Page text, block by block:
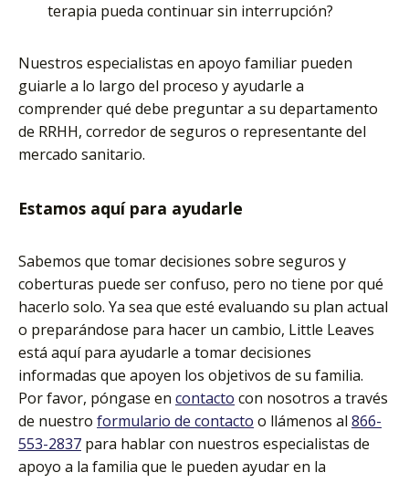
terapia pueda continuar sin interrupción?
Nuestros especialistas en apoyo familiar pueden
guiarle a lo largo del proceso y ayudarle a
comprender qué debe preguntar a su departamento
de RRHH, corredor de seguros o representante del
mercado sanitario.
Estamos aquí para ayudarle
Sabemos que tomar decisiones sobre seguros y
coberturas puede ser confuso, pero no tiene por qué
hacerlo solo. Ya sea que esté evaluando su plan actual
o preparándose para hacer un cambio, Little Leaves
está aquí para ayudarle a tomar decisiones
informadas que apoyen los objetivos de su familia.
Por favor, póngase en contacto con nosotros a través
de nuestro formulario de contacto o llámenos al 866-
553-2837 para hablar con nuestros especialistas de
apoyo a la familia que le pueden ayudar en la